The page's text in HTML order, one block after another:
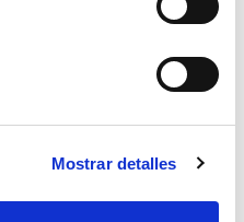
Mostrar detalles